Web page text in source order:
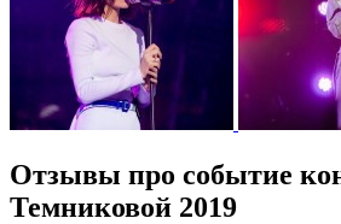
Отзывы про событие
Темниковой 2019